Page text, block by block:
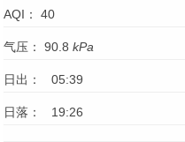
AQI： 40
气压： 90.8 kPa
日出： 05:39
日落： 19:26